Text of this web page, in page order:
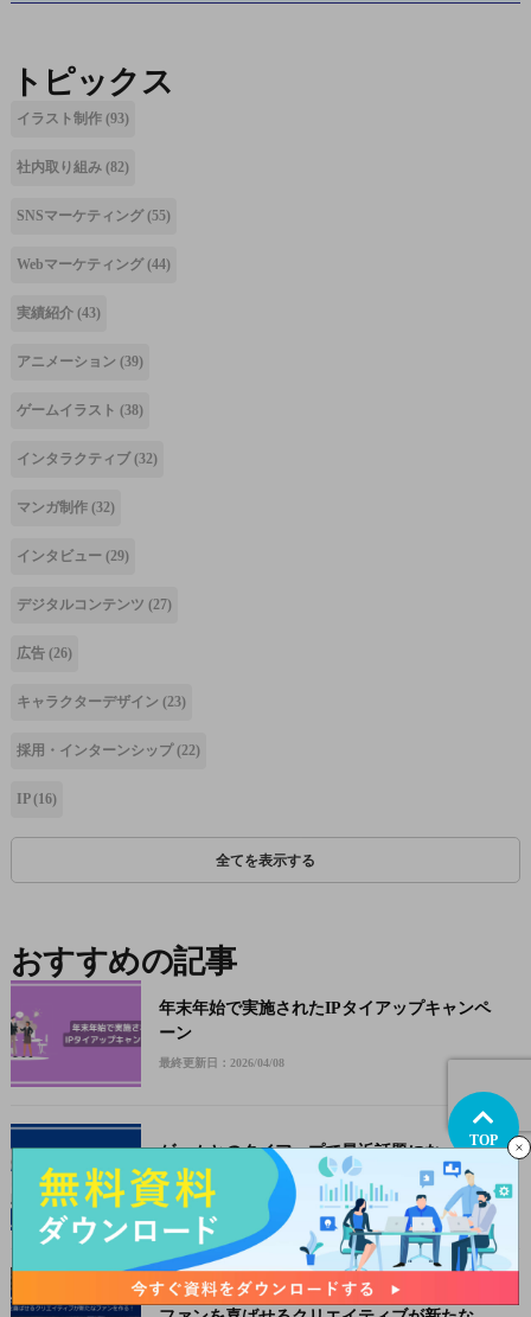
トピックス
イラスト制作 (93)
社内取り組み (82)
SNSマーケティング(55)
Webマーケティング(44)
実績紹介 (43)
アニメーション (39)
ゲームイラスト (38)
インタラクティブ(32)
マンガ制作 (32)
インタビュー (29)
デジタルコンテンツ (27)
広告 (26)
キャラクターデザイン (23)
採用・インターンシップ(22)
IP(16)
全てを表示する
おすすめの記事
年末年始で実施されたIPタイアップキャンペ
ーン
最終更新日：2026/04/08
ゲームとのタイアップで最近話題になった広
告事例
最終更新日：2026/06/03
東京ゲームショウ2025出展レポート
TOP